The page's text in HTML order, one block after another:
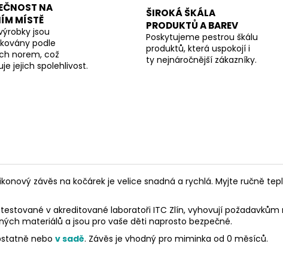
NA
MÍSTĚ
jsou
podle
norem, což
jejich spolehlivost.
ŠIROKÁ ŠKÁLA
PRODUKTŮ A BAREV
Poskytujeme pestrou škálu
produktů, která uspokojí i
ty nejnáročnější zákazníky.
závěs na kočárek je velice snadná a rychlá. Myjte ručně
v akreditované laboratoři ITC Zlín, vyhovují
materiálů a jsou pro vaše děti naprosto bezpečné.
nebo v sadě. Závěs je vhodný pro miminka od 0 měsíců.